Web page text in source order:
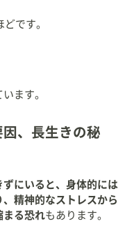
どです。
ます。
、長生きの秘
にいると、身体的には
精神的なストレスから
まる恐れもあります。